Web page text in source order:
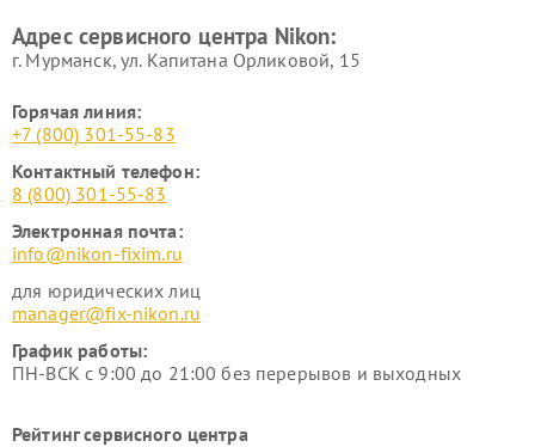
Адрес сервисного центра Nikon:
г. Мурманск, ул. Капитана Орликовой, 15
Горячая линия:
+7 (800) 301-55-83
Контактный телефон:
8 (800) 301-55-83
Электронная почта:
info@nikon-fixim.ru
для юридических лиц
manager@fix-nikon.ru
График работы:
ПН-ВСК с 9:00 до 21:00 без перерывов и выходных
Рейтинг сервисного центра